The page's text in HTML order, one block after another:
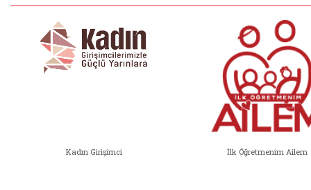
Kadın Girişimci İlk Öğretmenim Ailem